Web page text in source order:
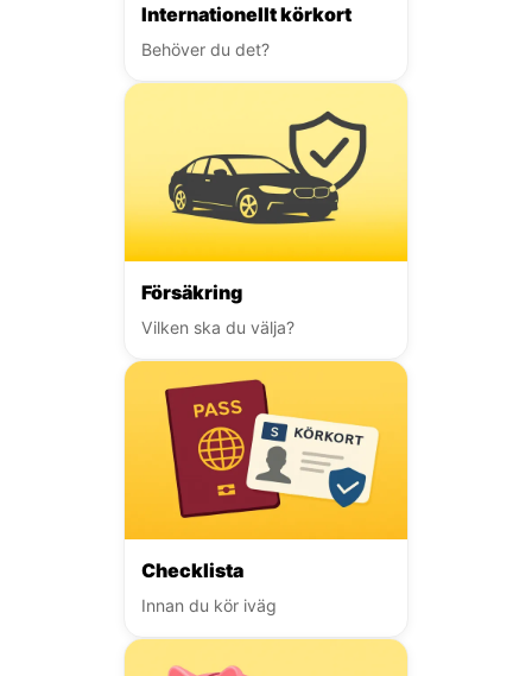
Internationellt körkort
Behöver du det?
Försäkring
Vilken ska du välja?
Checklista
Innan du kör iväg